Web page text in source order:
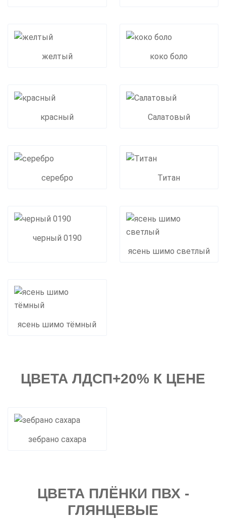
желтый коко боло
красный Салатовый
серебро Титан
черный 0190
ясень шимо светлый
ясень шимо тёмный
ЦВЕТА ЛДСП+20% К ЦЕНЕ
зебрано сахара
ЦВЕТА ПЛЁНКИ ПВХ -
ГЛЯНЦЕВЫЕ